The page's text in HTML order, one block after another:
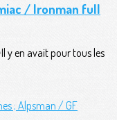
/ Ironman full
y en avait pour tous les